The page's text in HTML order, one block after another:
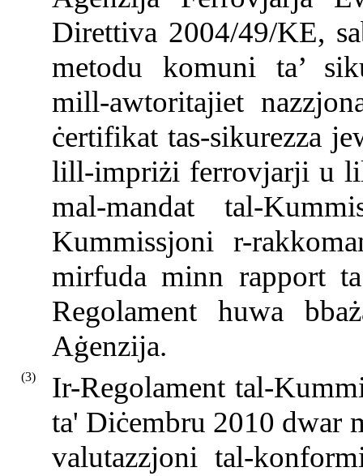
Direttiva 2004/49/KE,
metodu komuni ta’
mill-awtoritajiet
ċertifikat tas-sikurezza
lill-impriżi ferrovjarji u
mal-mandat tal-
Kummissjoni r-
mirfuda minn rapport
Regolament huwa
Aġenzija.
(3)
Ir-Regolament tal-
ta' Diċembru 2010 dwar
valutazzjoni tal-